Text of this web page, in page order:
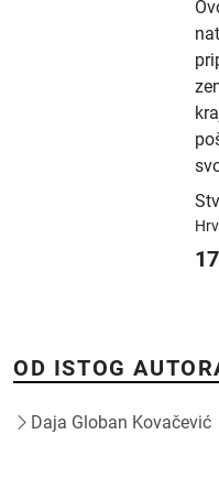
OD ISTOG
Daja Globan Kovačević